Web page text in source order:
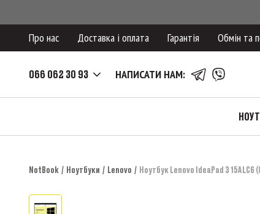
Про нас Доставка і оплата Гарантія Обмін та
066 062 30 93 НАПИСАТИ НАМ:
NotBook Ноутбуки Lenovo Ноутбук Lenovo IdeaPad 3 15ALC6